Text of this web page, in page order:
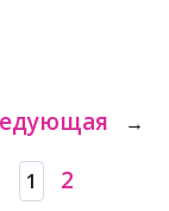
→
1 2